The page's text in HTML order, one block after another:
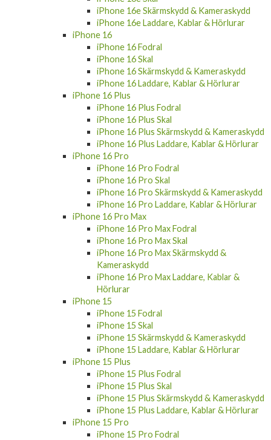
iPhone 16e Skärmskydd & Kameraskydd
iPhone 16e Laddare, Kablar & Hörlurar
iPhone 16
iPhone 16 Fodral
iPhone 16 Skal
iPhone 16 Skärmskydd & Kameraskydd
iPhone 16 Laddare, Kablar & Hörlurar
iPhone 16 Plus
iPhone 16 Plus Fodral
iPhone 16 Plus Skal
iPhone 16 Plus Skärmskydd & Kameraskydd
iPhone 16 Plus Laddare, Kablar & Hörlurar
iPhone 16 Pro
iPhone 16 Pro Fodral
iPhone 16 Pro Skal
iPhone 16 Pro Skärmskydd & Kameraskydd
iPhone 16 Pro Laddare, Kablar & Hörlurar
iPhone 16 Pro Max
iPhone 16 Pro Max Fodral
iPhone 16 Pro Max Skal
iPhone 16 Pro Max Skärmskydd &
Kameraskydd
iPhone 16 Pro Max Laddare, Kablar &
Hörlurar
iPhone 15
iPhone 15 Fodral
iPhone 15 Skal
iPhone 15 Skärmskydd & Kameraskydd
iPhone 15 Laddare, Kablar & Hörlurar
iPhone 15 Plus
iPhone 15 Plus Fodral
iPhone 15 Plus Skal
iPhone 15 Plus Skärmskydd & Kameraskydd
iPhone 15 Plus Laddare, Kablar & Hörlurar
iPhone 15 Pro
iPhone 15 Pro Fodral